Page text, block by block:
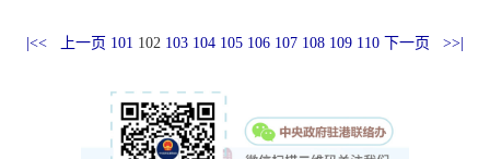
|<< 上一页 101 102 103 104 105 106 107 108 109 110 下一页 >>|